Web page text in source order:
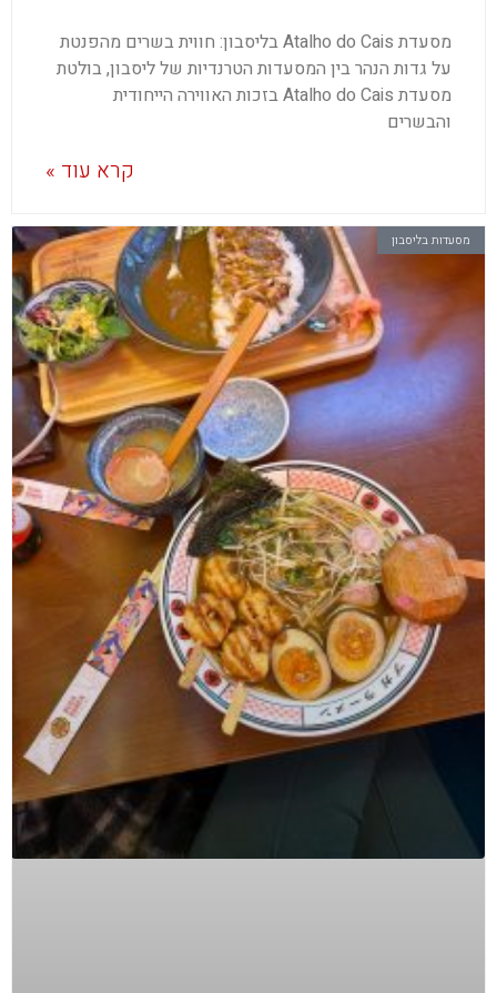
מסעדת Atalho do Cais בליסבון: חווית בשרים מהפנטת
על גדות הנהר בין המסעדות הטרנדיות של ליסבון, בולטת
מסעדת Atalho do Cais בזכות האווירה הייחודית
והבשרים
קרא עוד »
מסעדות בליסבון